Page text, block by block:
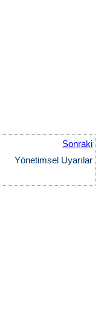
Sonraki
Yönetimsel Uyarılar